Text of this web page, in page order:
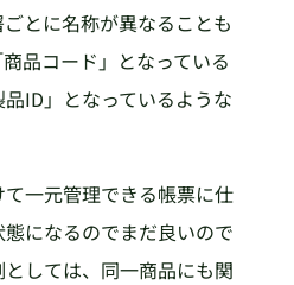
とに名称が異なることも
品コード」となっている
ID」となっているような
一元管理できる帳票に仕
になるのでまだ良いので
しては、同一商品にも関